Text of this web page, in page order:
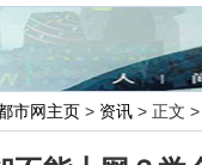
市网主页 > 资讯 > 正文 >